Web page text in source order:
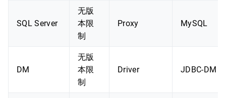
SQL Server
无版
本限
制
Proxy MySQL
DM
无版
本限
制
Driver JDBC-DM